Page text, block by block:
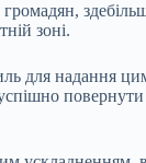
зоні.
для надання